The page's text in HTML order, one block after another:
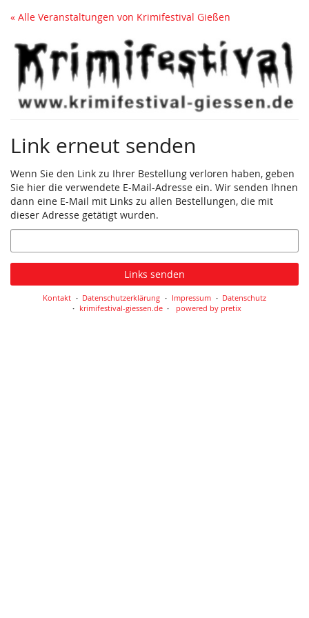
Zum
Inhalt
springen
« Alle Veranstaltungen von Krimifestival Gießen
Link erneut senden
Wenn Sie den Link zu Ihrer Bestellung verloren haben, geben
Sie hier die verwendete E-Mail-Adresse ein. Wir senden Ihnen
dann eine E-Mail mit Links zu allen Bestellungen, die mit
dieser Adresse getätigt wurden.
E-
Mail
Links senden
Kontakt Datenschutzerklärung Impressum
Datenschutz
krimifestival-giessen.de
powered by pretix